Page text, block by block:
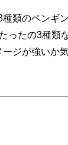
類のペンギ
ったの3種類
ジが強いか